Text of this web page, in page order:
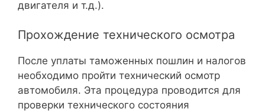
двигателя и т.д.).
Прохождение технического осмотра
После уплаты таможенных пошлин и налогов
необходимо пройти технический осмотр
автомобиля. Эта процедура проводится для
проверки технического состояния